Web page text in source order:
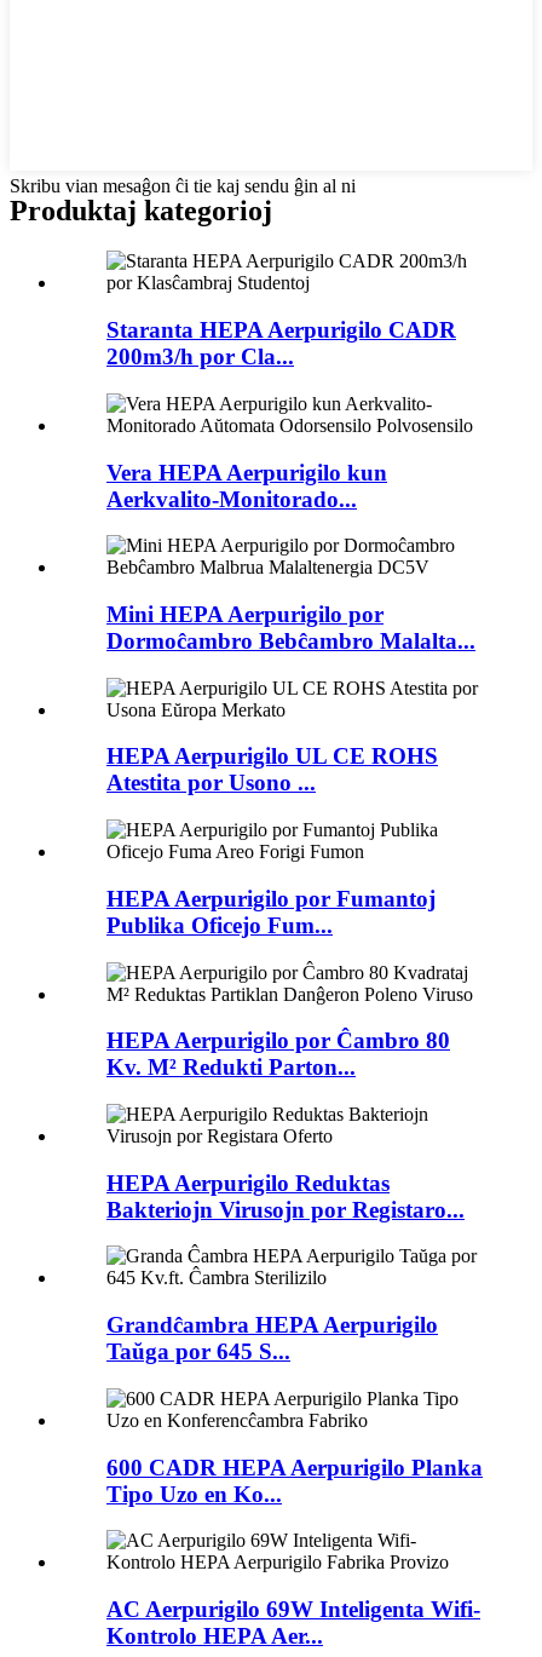
Skribu vian mesaĝon ĉi tie kaj sendu ĝin al ni
Produktaj kategorioj
Staranta HEPA Aerpurigilo CADR
200m3/h por Cla...
Vera HEPA Aerpurigilo kun
Aerkvalito-Monitorado...
Mini HEPA Aerpurigilo por
Dormoĉambro Bebĉambro Malalta...
HEPA Aerpurigilo UL CE ROHS
Atestita por Usono ...
HEPA Aerpurigilo por Fumantoj
Publika Oficejo Fum...
HEPA Aerpurigilo por Ĉambro 80
Kv. M² Redukti Parton...
HEPA Aerpurigilo Reduktas
Bakteriojn Virusojn por Registaro...
Grandĉambra HEPA Aerpurigilo
Taŭga por 645 S...
600 CADR HEPA Aerpurigilo Planka
Tipo Uzo en Ko...
AC Aerpurigilo 69W Inteligenta Wifi-
Kontrolo HEPA Aer...